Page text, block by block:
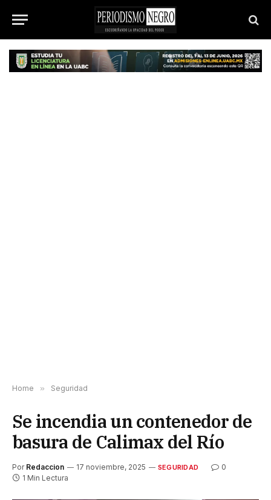
Home » Seguridad
Se incendia un contenedor de
basura de Calimax del Río
Por Redaccion 17 noviembre, 2025 SEGURIDAD
0
1 Min Lectura